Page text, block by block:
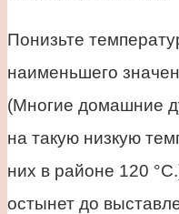
Понизьте
наименьшего
(Многие домашние
на такую низкую
них в районе 120
остынет до